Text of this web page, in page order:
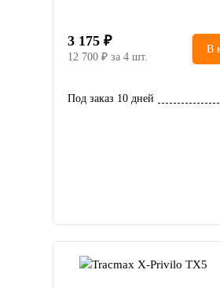
3 175
12 700 за 4 шт.
В
Под заказ 10 дней